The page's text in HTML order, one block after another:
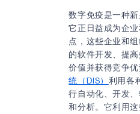
数字免疫是一种新
它正日益成为企
点，这些企业和
的软件开发、提
价值并获得竞争
统（DIS） 利用各
行自动化、开发
和分析。它利用